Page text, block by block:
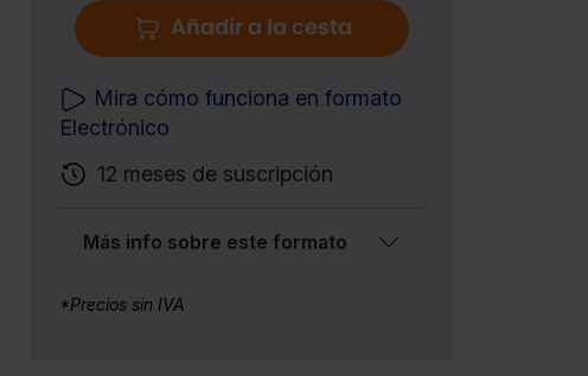
Añadir a la cesta
Mira cómo funciona en formato
Electrónico
12 meses de suscripción
Más info sobre este formato
*Precios sin IVA